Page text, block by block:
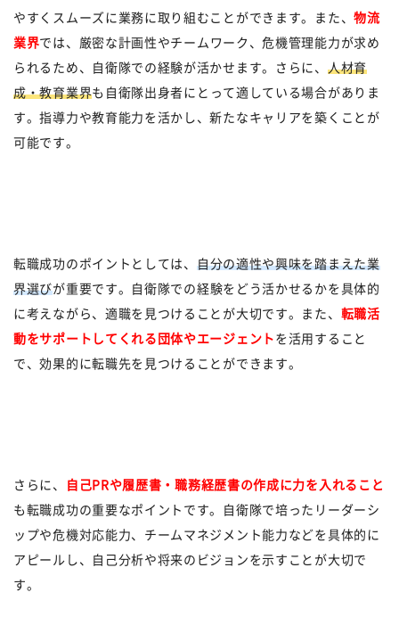
やすくスムーズに業務に取り組むことができます。また、物流
業界では、厳密な計画性やチームワーク、危機管理能力が求め
られるため、自衛隊での経験が活かせます。さらに、 人材育
成・教育業界も自衛隊出身者にとって適している場合がありま
す。指導力や教育能力を活かし、新たなキャリアを築くことが
可能です。
転職成功のポイントとしては、 自分の適性や興味を踏まえた業
界選びが重要です。自衛隊での経験をどう活かせるかを具体的
に考えながら、適職を見つけることが大切です。また、 転職活
動をサポートしてくれる団体やエージェント を活用すること
で、効果的に転職先を見つけることができます。
さらに、
自己PRや履歴書・職務経歴書の作成に力を入れること
も転職成功の重要なポイントです。自衛隊で培ったリーダーシ
ップや危機対応能力、チームマネジメント能力などを具体的に
アピールし、自己分析や将来のビジョンを示すことが大切で
す。